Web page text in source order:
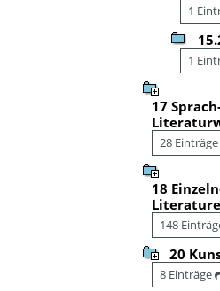
1
1
17
28 Einträge
18
148
20
8 Einträge